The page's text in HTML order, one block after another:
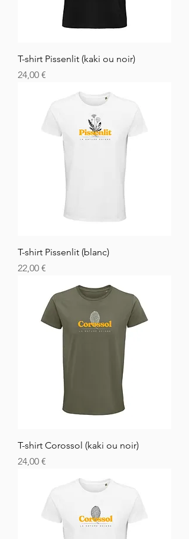
T-shirt Pissenlit (kaki ou noir)
Cena
24,00 €
T-shirt Pissenlit (blanc)
Cena
22,00 €
T-shirt Corossol (kaki ou noir)
Cena
24,00 €